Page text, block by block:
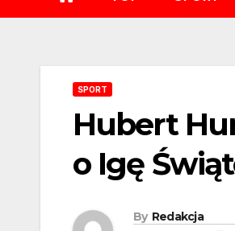
SPORT
Hubert
o Igę
By Redakcja